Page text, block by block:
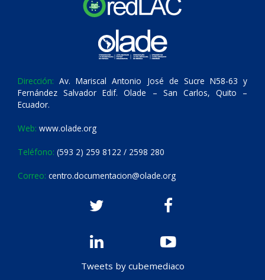
Dirección: Av. Mariscal Antonio José de Sucre N58-63 y
Fernández Salvador Edif. Olade – San Carlos, Quito –
Ecuador.
Web: www.olade.org
Teléfono: (593 2) 259 8122 / 2598 280
Correo: centro.documentacion@olade.org
Tweets by cubemediaco